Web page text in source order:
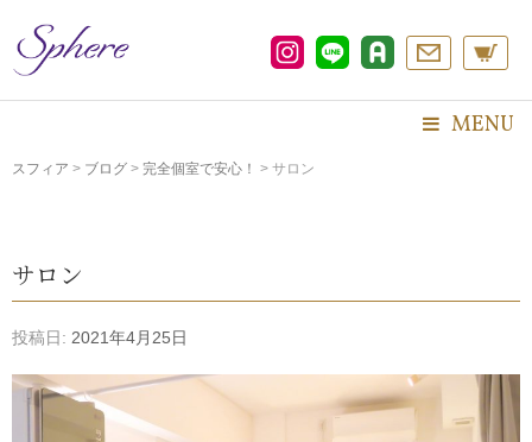
テ
ス
MENU
スフィア > ブログ > 完全個室で安心！ > サロン
サロン
投稿日: 2021年4月25日